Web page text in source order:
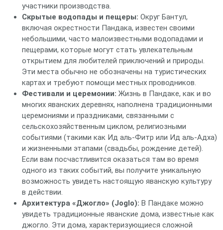
участники производства.
Скрытые водопады и пещеры: Округ Бантул,
включая окрестности Пандака, известен своими
небольшими, часто малоизвестными водопадами и
пещерами, которые могут стать увлекательным
открытием для любителей приключений и природы.
Эти места обычно не обозначены на туристических
картах и требуют помощи местных проводников.
Фестивали и церемонии: Жизнь в Пандаке, как и во
многих яванских деревнях, наполнена традиционными
церемониями и праздниками, связанными с
сельскохозяйственным циклом, религиозными
событиями (такими как Ид аль-Фитр или Ид аль-Адха)
и жизненными этапами (свадьбы, рождение детей).
Если вам посчастливится оказаться там во время
одного из таких событий, вы получите уникальную
возможность увидеть настоящую яванскую культуру
в действии.
Архитектура «Джогло» (Joglo): В Пандаке можно
увидеть традиционные яванские дома, известные как
джогло. Эти дома, характеризующиеся сложной